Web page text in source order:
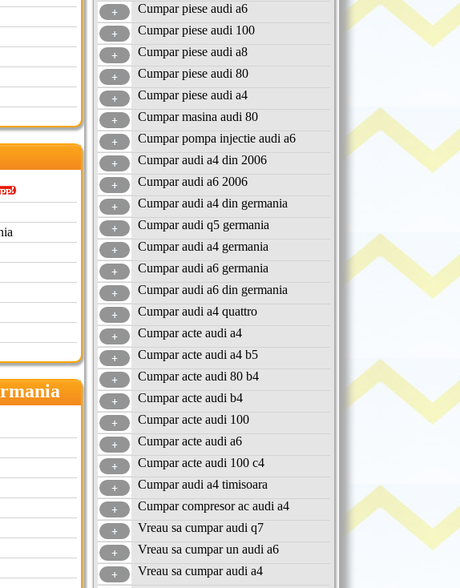
Cumpar piese audi a6
Cumpar piese audi 100
Cumpar piese audi a8
Cumpar piese audi 80
Cumpar piese audi a4
Cumpar masina audi 80
Cumpar pompa injectie audi a6
Cumpar audi a4 din 2006
Cumpar audi a6 2006
Cumpar audi a4 din germania
Cumpar audi q5 germania
Cumpar audi a4 germania
Cumpar audi a6 germania
Cumpar audi a6 din germania
Cumpar audi a4 quattro
Cumpar acte audi a4
Cumpar acte audi a4 b5
Cumpar acte audi 80 b4
Cumpar acte audi b4
Cumpar acte audi 100
Cumpar acte audi a6
Cumpar acte audi 100 c4
Cumpar audi a4 timisoara
Cumpar compresor ac audi a4
Vreau sa cumpar audi q7
Vreau sa cumpar un audi a6
Vreau sa cumpar audi a4